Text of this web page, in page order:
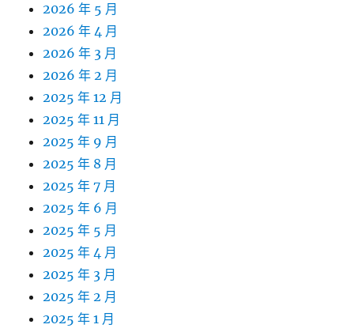
2026 年 5 月
2026 年 4 月
2026 年 3 月
2026 年 2 月
2025 年 12 月
2025 年 11 月
2025 年 9 月
2025 年 8 月
2025 年 7 月
2025 年 6 月
2025 年 5 月
2025 年 4 月
2025 年 3 月
2025 年 2 月
2025 年 1 月